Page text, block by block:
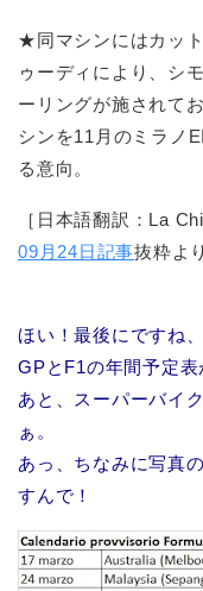
★同マシンにはカッ
ゥーディにより、シ
ーリングが施されて
シンを11月のミラノ
る意向。
［日本語翻訳：La
09月24日記事抜粋よ
ほい！最後にですね
GPとF1の年間予定表
あと、スーパーバイ
ぁ。
あっ、ちなみに写真
すんで！